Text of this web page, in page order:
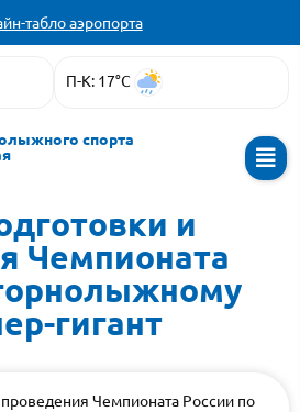
табло аэропорта
П-К: 17°C
спорта
и
Чемпионата
гигант
Чемпионата России по